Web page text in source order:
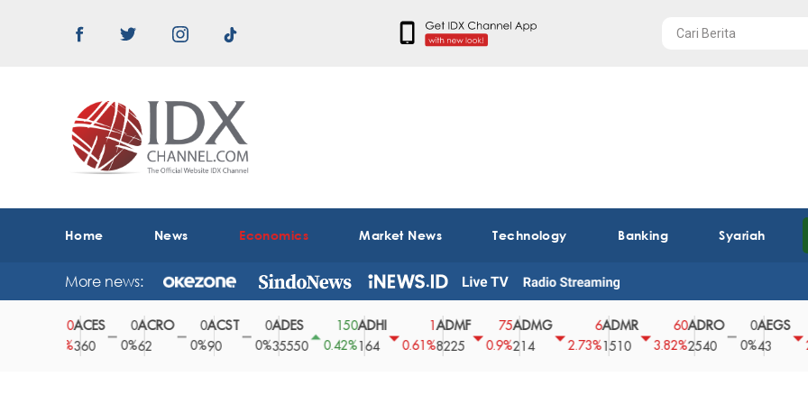
Home News Economics Market News Technology Banking Syariah
More news:
ACES
0
0%
ACRO
0ACST
0
0%
ADES
35550
150
0.42%
ADHI
164
0.61%
ADMF
8225
75
0.9%
ADMG
214
2.73%
ADMR
1510
60
3.82%
ADRO
2540
0
0%
AEGS
2.27%